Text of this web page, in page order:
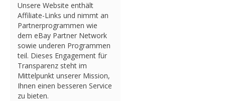
Unsere Website enthält
Affiliate-Links und nimmt an
Partnerprogrammen wie
dem eBay Partner Network
sowie underen Programmen
teil. Dieses Engagement für
Transparenz steht im
Mittelpunkt unserer Mission,
Ihnen einen besseren Service
zu bieten.